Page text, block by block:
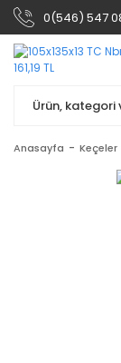
0(546) 547
Anasayfa Keçeler